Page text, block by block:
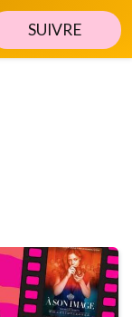
SUIVRE